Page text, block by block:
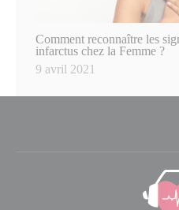
Comment reconnaître les
infarctus chez la Femme ?
9 avril 2021